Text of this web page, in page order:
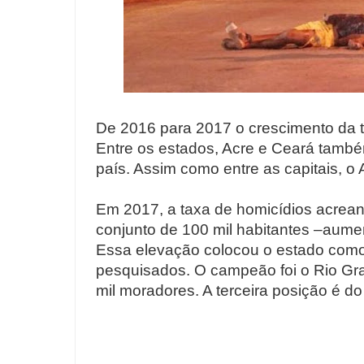
De 2016 para 2017 o crescimento da
Entre os estados, Acre e Ceará
país. Assim como entre as capitais, o
Em 2017, a taxa de homicídios
conjunto de 100 mil habitantes
Essa elevação colocou o estado
pesquisados. O campeão foi o Rio
mil moradores. A terceira posição é